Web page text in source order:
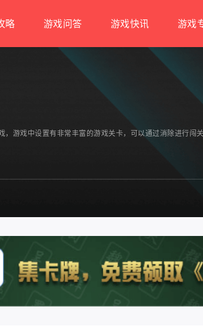
略 游戏问答 游戏快讯 游戏
游戏中设置有非常丰富的游戏关卡，可以通过消除进行